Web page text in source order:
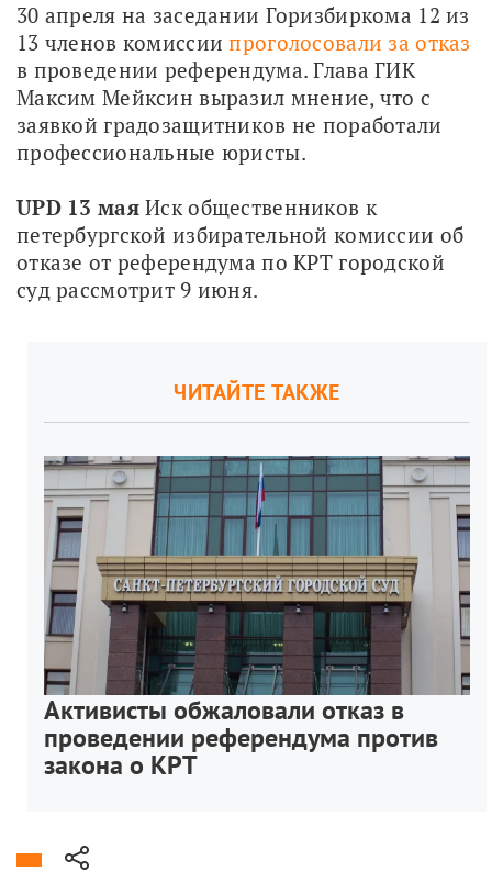
30 апреля на заседании Горизбиркома 12 из
13 членов комиссии проголосовали за отказ
в проведении референдума. Глава ГИК
Максим Мейксин выразил мнение, что с
заявкой градозащитников не поработали
профессиональные юристы.
UPD 13 мая Иск общественников к
петербургской избирательной комиссии об
отказе от референдума по КРТ городской
суд рассмотрит 9 июня.
ЧИТАЙТЕ ТАКЖЕ
Активисты обжаловали отказ в
проведении референдума против
закона о КРТ